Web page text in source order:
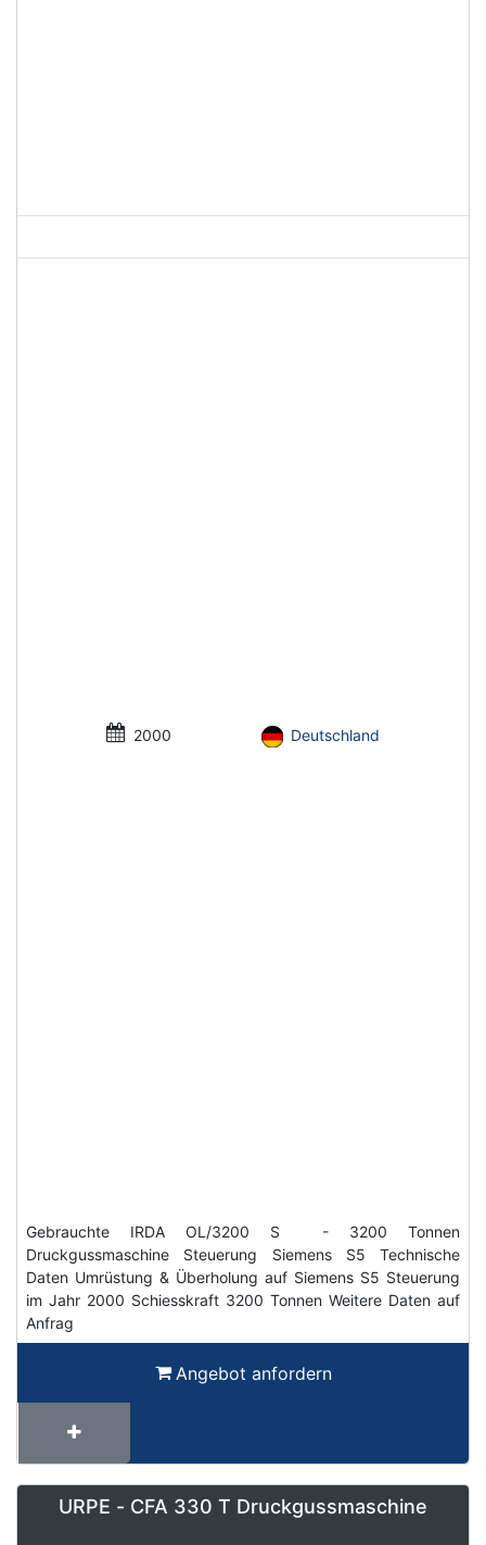
2000 Deutschland
Gebrauchte IRDA OL/3200 S - 3200 Tonnen
Druckgussmaschine Steuerung Siemens S5 Technische
Daten Umrüstung & Überholung auf Siemens S5 Steuerung
im Jahr 2000 Schiesskraft 3200 Tonnen Weitere Daten auf
Anfrag
Angebot anfordern
URPE - CFA 330 T Druckgussmaschine